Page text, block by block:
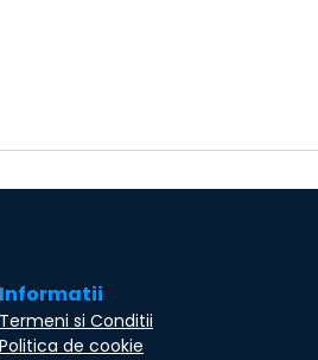
Informatii
Termeni si Conditii
Politica de cookie